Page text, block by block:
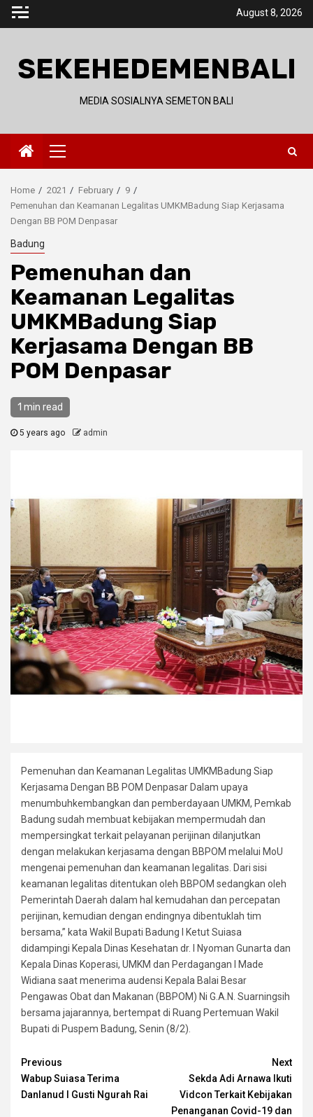
Skip
August 8, 2026
SEKEHEDEMENBALI
MEDIA SOSIALNYA SEMETON BALI
Primary
Menu
Home 2021 February
9
Pemenuhan dan Keamanan Legalitas UMKMBadung Siap Kerjasama
Dengan BB POM Denpasar
Badung
Pemenuhan dan
Keamanan Legalitas
UMKMBadung Siap
Kerjasama Dengan BB
POM Denpasar
1 min read
5 years ago admin
Pemenuhan dan Keamanan Legalitas UMKMBadung Siap
Kerjasama Dengan BB POM Denpasar Dalam upaya
menumbuhkembangkan dan pemberdayaan UMKM, Pemkab
Badung sudah membuat kebijakan mempermudah dan
mempersingkat terkait pelayanan perijinan dilanjutkan
dengan melakukan kerjasama dengan BBPOM melalui MoU
mengenai pemenuhan dan keamanan legalitas. Dari sisi
keamanan legalitas ditentukan oleh BBPOM sedangkan oleh
Pemerintah Daerah dalam hal kemudahan dan percepatan
perijinan, kemudian dengan endingnya dibentuklah tim
bersama,” kata Wakil Bupati Badung I Ketut Suiasa
didampingi Kepala Dinas Kesehatan dr. I Nyoman Gunarta dan
Kepala Dinas Koperasi, UMKM dan Perdagangan I Made
Widiana saat menerima audensi Kepala Balai Besar
Pengawas Obat dan Makanan (BBPOM) Ni G.A.N. Suarningsih
bersama jajarannya, bertempat di Ruang Pertemuan Wakil
Bupati di Puspem Badung, Senin (8/2).
Continue
Reading
Previous
Wabup Suiasa Terima
Danlanud I Gusti Ngurah Rai
Next
Sekda Adi Arnawa Ikuti
Vidcon Terkait Kebijakan
Penanganan Covid-19 dan